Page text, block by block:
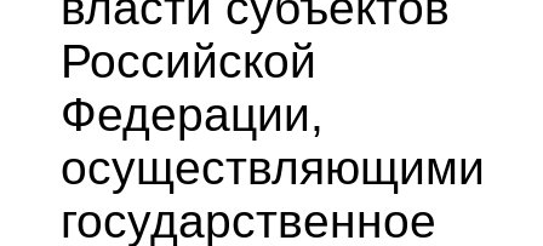
Российской
Федерации,
осуществляющими
государственное